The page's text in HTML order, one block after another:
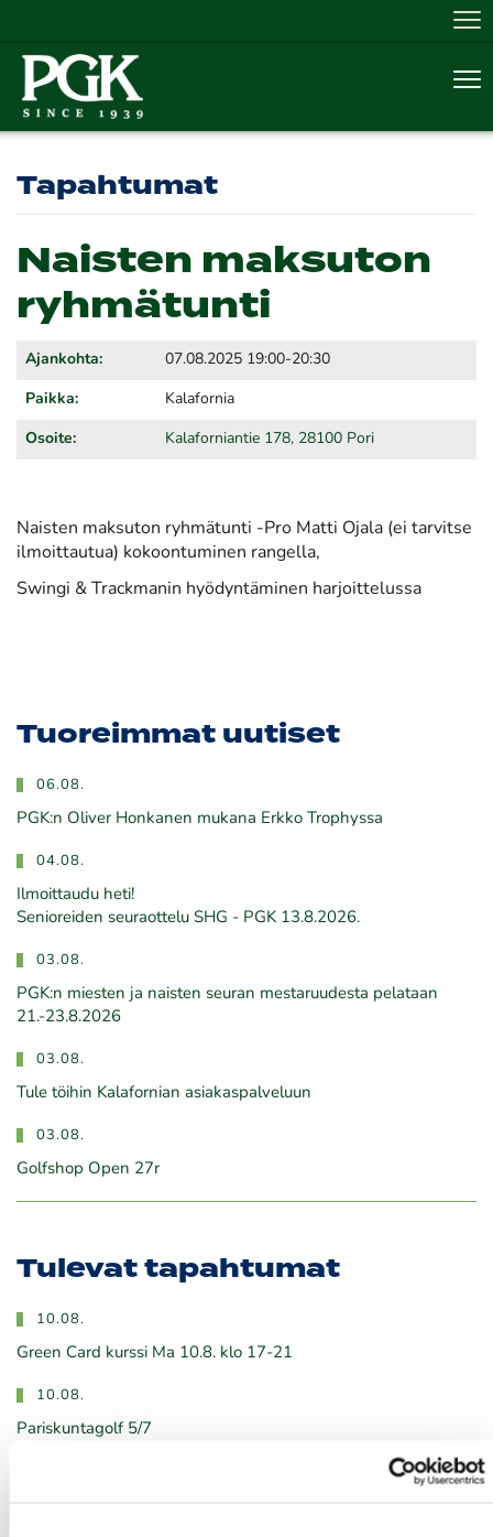
Tapahtumat
Naisten maksuton
ryhmätunti
Ajankohta: 07.08.2025 19:00-20:30
Paikka: Kalafornia
Osoite: Kalaforniantie 178, 28100 Pori
Naisten maksuton ryhmätunti -Pro Matti Ojala (ei tarvitse
ilmoittautua) kokoontuminen rangella,
Swingi & Trackmanin hyödyntäminen harjoittelussa
Tuoreimmat uutiset
06.08.
PGK:n Oliver Honkanen mukana Erkko Trophyssa
04.08.
Ilmoittaudu heti!
​​​​​​​Senioreiden seuraottelu SHG - PGK 13.8.2026.
03.08.
PGK:n miesten ja naisten seuran mestaruudesta pelataan
21.-23.8.2026
03.08.
Tule töihin Kalafornian asiakaspalveluun
03.08.
Golfshop Open 27r
Tulevat tapahtumat
10.08.
Green Card kurssi Ma 10.8. klo 17-21
10.08.
Pariskuntagolf 5/7